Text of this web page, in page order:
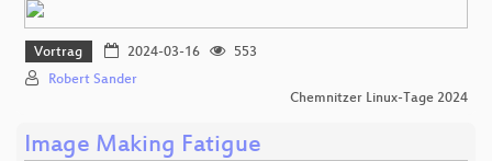
Vortrag 2024-03-16
553
Robert Sander
Chemnitzer Linux-Tage 2024
Image Making Fatigue